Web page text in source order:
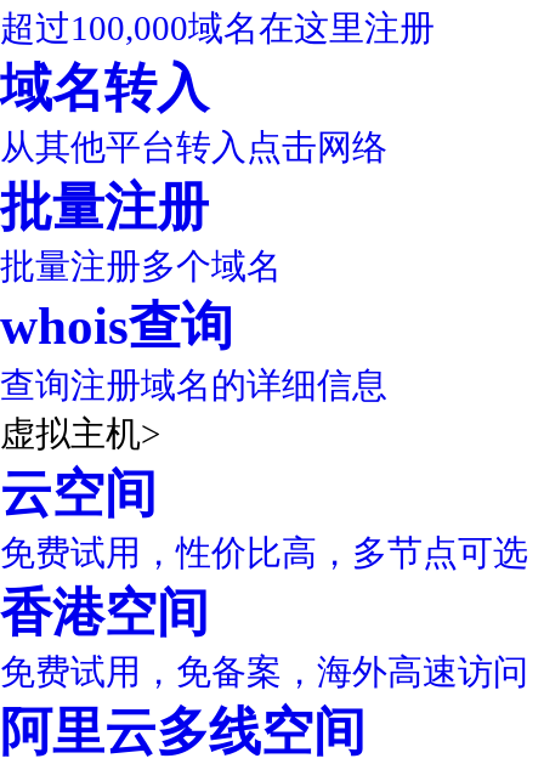
超过100,000域名在这里注册
域名转入
从其他平台转入点击网络
批量注册
批量注册多个域名
whois查询
查询注册域名的详细信息
虚拟主机>
云空间
免费试用，性价比高，多节点可选
香港空间
免费试用，免备案，海外高速访问
阿里云多线空间